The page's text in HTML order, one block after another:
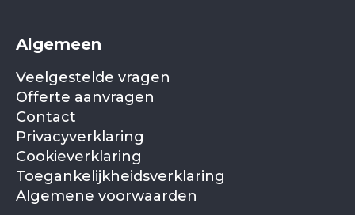
Algemeen
Veelgestelde vragen
Offerte aanvragen
Contact
Privacyverklaring
Cookieverklaring
Toegankelijkheidsverklaring
Algemene voorwaarden